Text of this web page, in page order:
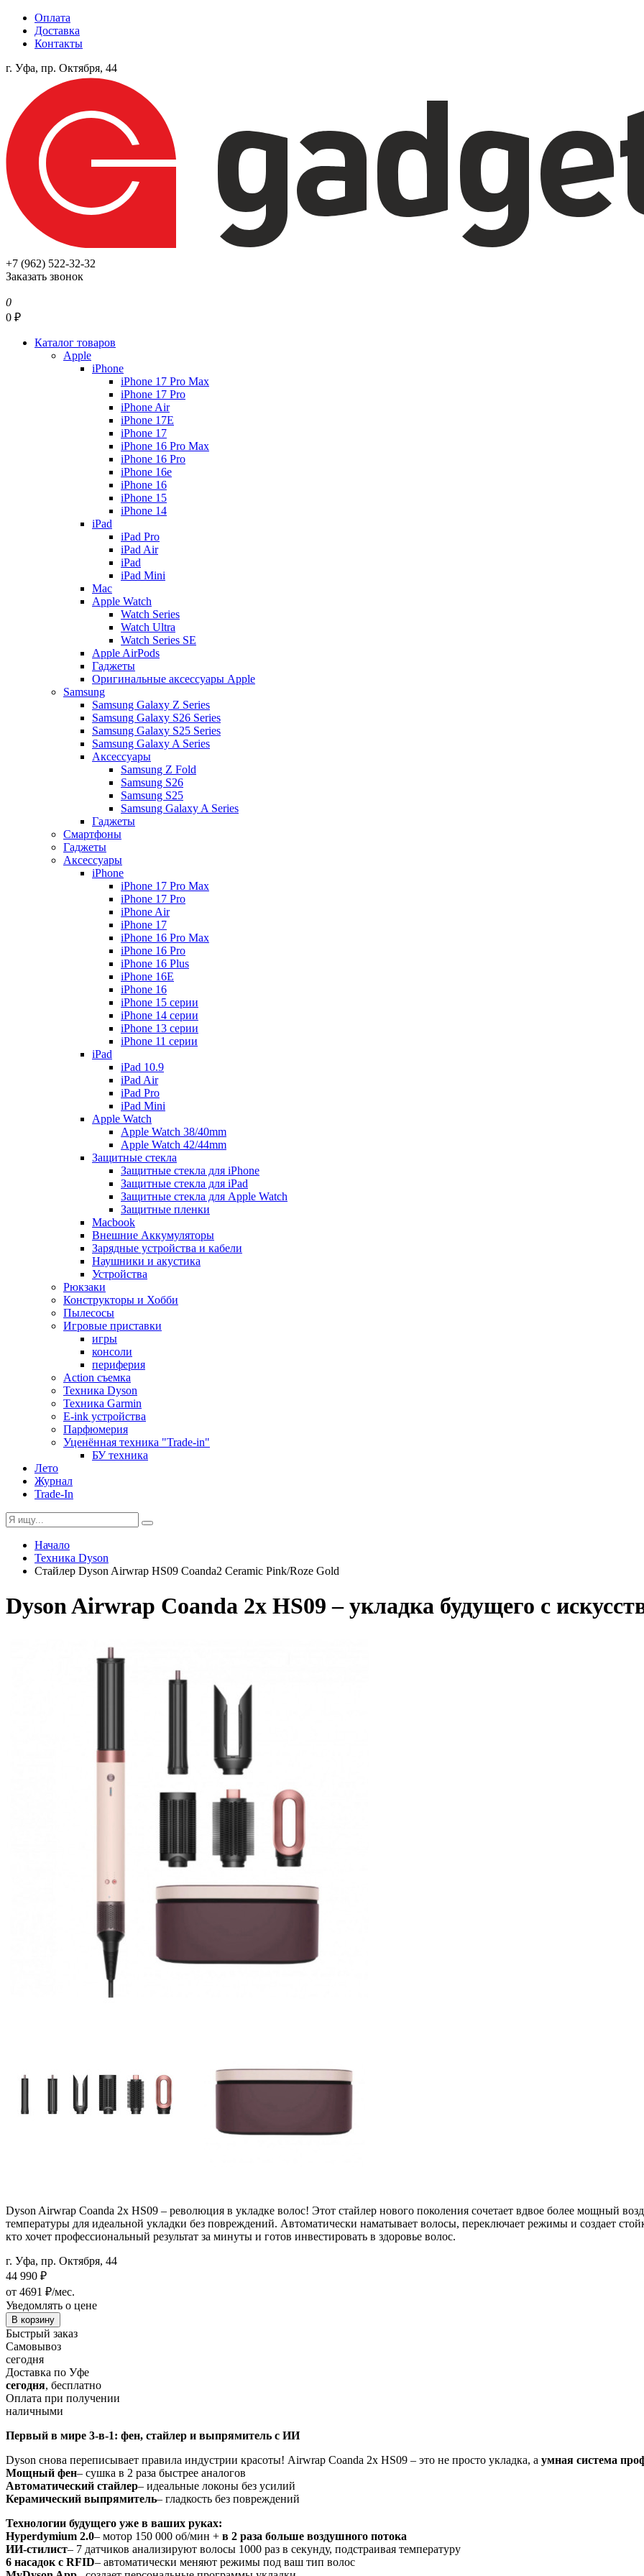
Оплата
Доставка
Контакты
г. Уфа, пр. Октября, 44
+7 (962) 522-32-32
Заказать звонок
0
0 ₽
Каталог товаров
Apple
iPhone
iPhone 17 Pro Max
iPhone 17 Pro
iPhone Air
iPhone 17E
iPhone 17
iPhone 16 Pro Max
iPhone 16 Pro
iPhone 16e
iPhone 16
iPhone 15
iPhone 14
iPad
iPad Pro
iPad Air
iPad
iPad Mini
Mac
Apple Watch
Watch Series
Watch Ultra
Watch Series SE
Apple AirPods
Гаджеты
Оригинальные аксессуары Apple
Samsung
Samsung Galaxy Z Series
Samsung Galaxy S26 Series
Samsung Galaxy S25 Series
Samsung Galaxy A Series
Аксессуары
Samsung Z Fold
Samsung S26
Samsung S25
Samsung Galaxy A Series
Гаджеты
Смартфоны
Гаджеты
Аксессуары
iPhone
iPhone 17 Pro Max
iPhone 17 Pro
iPhone Air
iPhone 17
iPhone 16 Pro Max
iPhone 16 Pro
iPhone 16 Plus
iPhone 16E
iPhone 16
iPhone 15 серии
iPhone 14 серии
iPhone 13 серии
iPhone 11 серии
iPad
iPad 10.9
iPad Air
iPad Pro
iPad Mini
Apple Watch
Apple Watch 38/40mm
Apple Watch 42/44mm
Защитные стекла
Защитные стекла для iPhone
Защитные стекла для iPad
Защитные стекла для Apple Watch
Защитные пленки
Macbook
Внешние Аккумуляторы
Зарядные устройства и кабели
Наушники и акустика
Устройства
Рюкзаки
Конструкторы и Хобби
Пылесосы
Игровые приставки
игры
консоли
периферия
Action съемка
Техника Dyson
Техника Garmin
E-ink устройства
Парфюмерия
Уценённая техника "Trade-in"
БУ техника
Лето
Журнал
Trade-In
Начало
Техника Dyson
Стайлер Dyson Airwrap HS09 Coanda2 Ceramic Pink/Roze Gold
Dyson Airwrap Coanda 2x HS09 – укладка будущего с
Dyson Airwrap Coanda 2x HS09 – революция в укладке волос! Этот стайлер нового поколения сочетает вдвое более мощный
температуры для идеальной укладки без повреждений. Автоматически наматывает волосы, переключает режимы и создает
кто хочет профессиональный результат за минуты и готов инвестировать в здоровье волос.
г. Уфа, пр. Октября, 44
44 990 ₽
от 4691 ₽/мес.
Уведомлять о цене
В корзину
Быстрый заказ
Самовывоз
сегодня
Доставка по Уфе
сегодня, бесплатно
Оплата при получении
наличными
Первый в мире 3-в-1: фен, стайлер и выпрямитель с ИИ
Dyson снова переписывает правила индустрии красоты! Airwrap Coanda 2x HS09 – это не просто укладка, а умная система
Мощный фен– сушка в 2 раза быстрее аналогов
Автоматический стайлер– идеальные локоны без усилий
Керамический выпрямитель– гладкость без повреждений
Технологии будущего уже в ваших руках:
Hyperdymium 2.0– мотор 150 000 об/мин + в 2 раза больше воздушного потока
ИИ-стилист– 7 датчиков анализируют волосы 1000 раз в секунду, подстраивая температуру
6 насадок с RFID– автоматически меняют режимы под ваш тип волос